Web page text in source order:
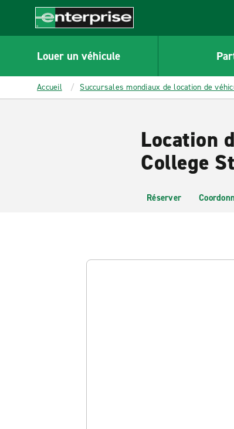
CONTENT
Enterprise
Louer un véhicule
Accueil Succursales mondiaux de location de
Location
College
Réserver